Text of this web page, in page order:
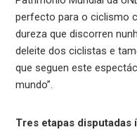
perfecto para o ciclismo
dureza que discorren
deleite dos ciclistas e
que seguen este
mundo”.
Tres etapas